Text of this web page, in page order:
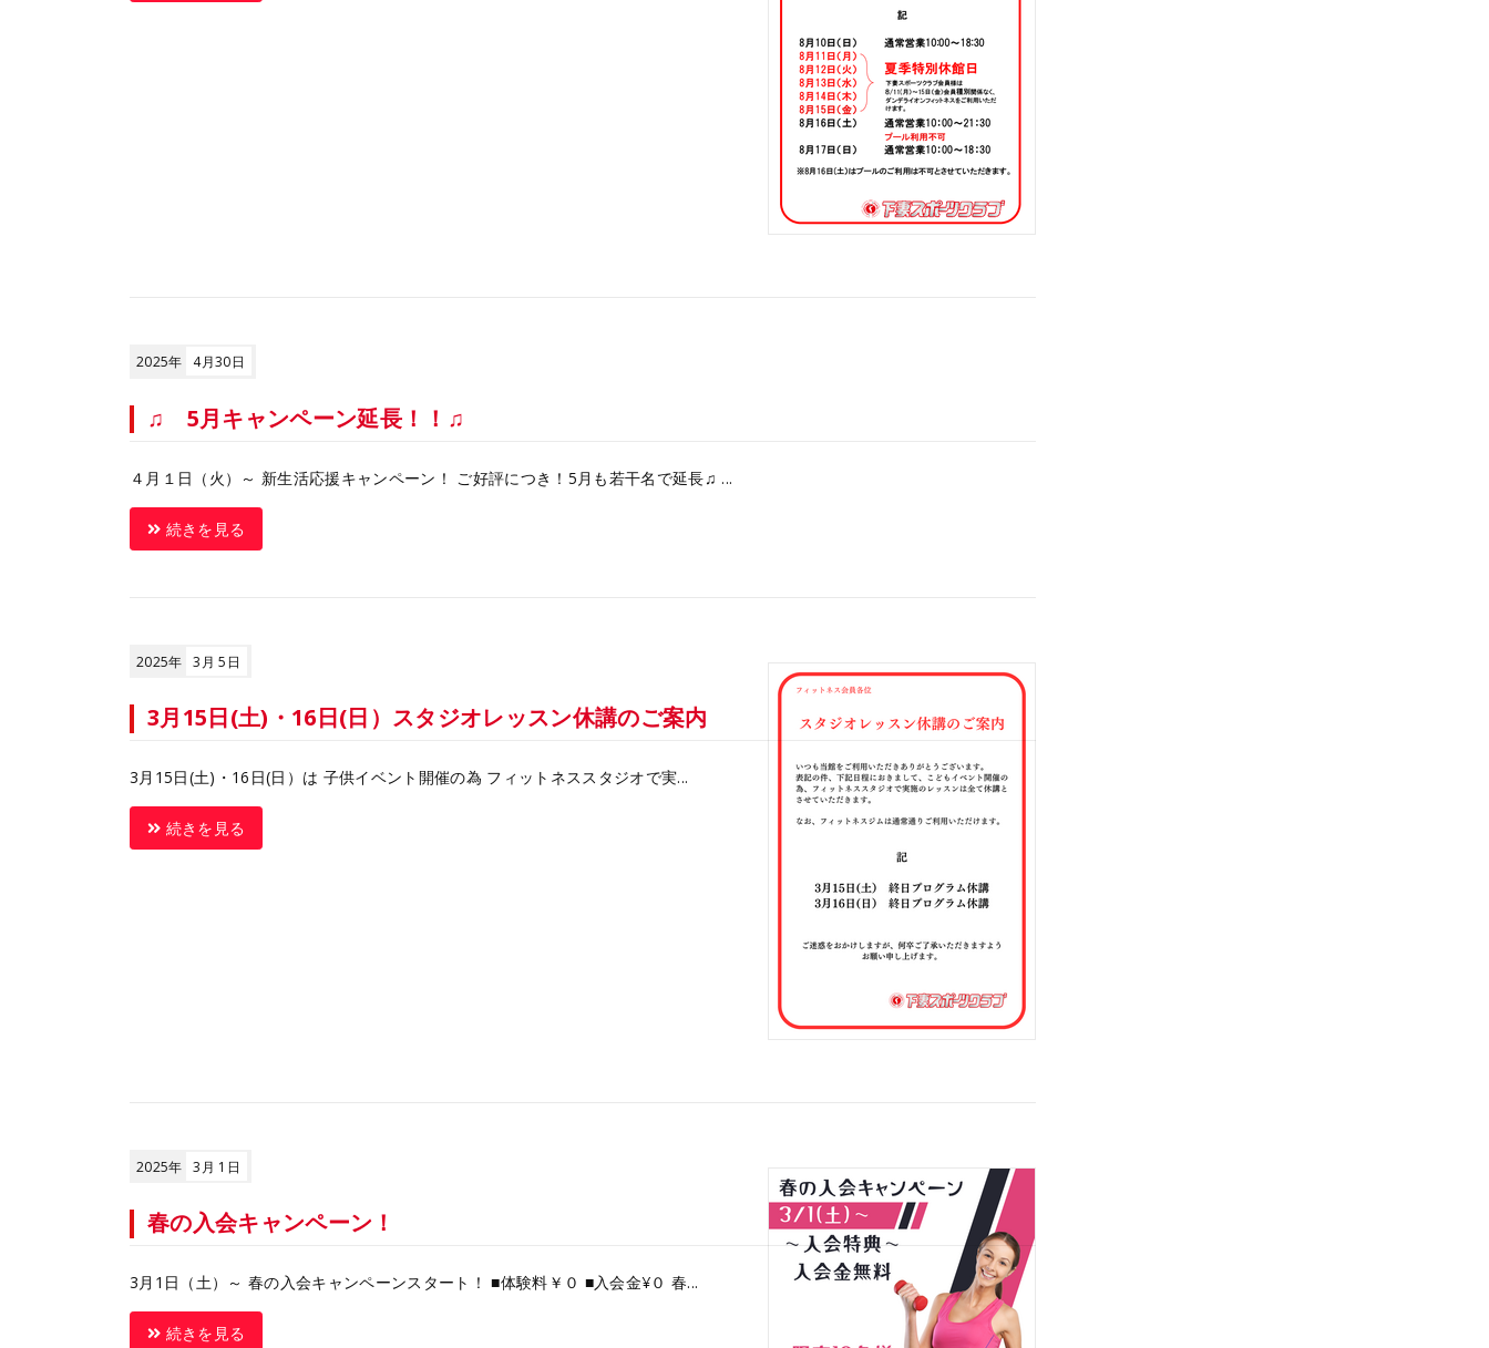
2025年 4月30日
♫ 5月キャンペーン延長！！♫
４月１日（火）～ 新生活応援キャンペーン！ ご好評につき！5月も若干名で延長♫ ...
続きを見る
2025年 3月 5日
3月15日(土)・16日(日）スタジオレッスン休講のご案内
3月15日(土)・16日(日）は 子供イベント開催の為 フィットネススタジオで実...
続きを見る
2025年 3月 1日
春の入会キャンペーン！
3月1日（土）～ 春の入会キャンペーンスタート！ ■体験料￥０ ■入会金¥０ 春...
続きを見る